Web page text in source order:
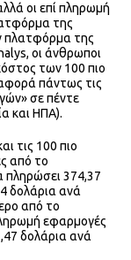
οι επί πληρωμή
της
πλατφόρμα της
οι άνθρωποι
των 100 πιο
πάντως τις
σε πέντε
και ΗΠΑ).
τις 100 πιο
από το
πληρώσει 374,37
δολάρια ανά
από το
εφαρμογές
δολάρια ανά